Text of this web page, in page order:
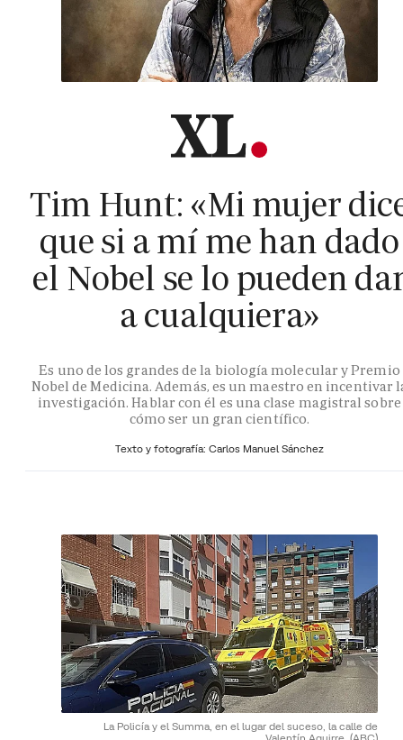
Tim Hunt: «Mi mujer
que si a mí me han dado
el Nobel se lo pueden
a cualquiera»
Es uno de los grandes de la biología molecular y Premio
Nobel de Medicina. Además, es un maestro en incentivar
investigación. Hablar con él es una clase magistral sobre
cómo ser un gran científico.
Texto y fotografía: Carlos Manuel Sánchez
La Policía y el Summa, en el lugar del suceso, la calle de